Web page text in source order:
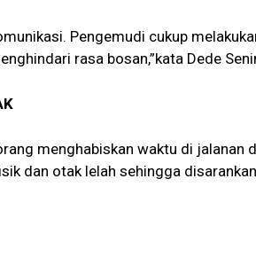
Pengemudi cukup
rasa bosan,”kata Dede
menghabiskan waktu di jalanan
dan otak lelah sehingga